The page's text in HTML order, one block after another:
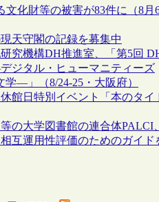
文化財等の被害が83件に（8月
天守閣の記録を募集中
究機構DH推進室、「第5回
ジタル・ヒューマニティーズ
学―」（8/24-25・大阪府）
館日特別イベント「本のタイ
の大学図書館の連合体PALCI、
互運用性評価のためのガイド